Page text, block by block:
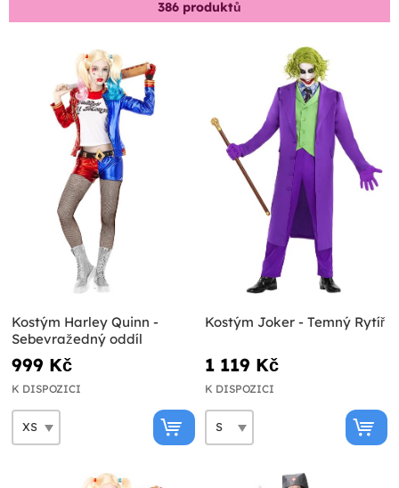
386 produktů
Kostým Harley Quinn -
Sebevražedný oddíl
999 Kč
K DISPOZICI
Kostým Joker - Temný Rytíř
1 119 Kč
K DISPOZICI